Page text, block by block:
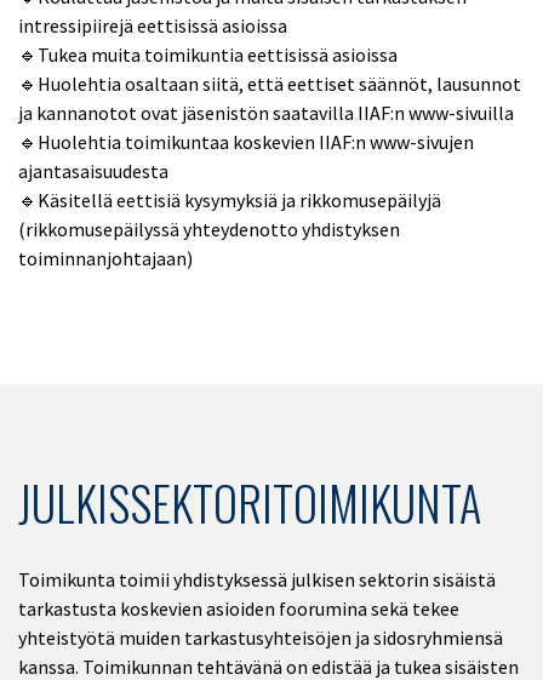
intressipiirejä eettisissä asioissa
🔹Tukea muita toimikuntia eettisissä asioissa
🔹Huolehtia osaltaan siitä, että eettiset säännöt, lausunnot
ja kannanotot ovat jäsenistön saatavilla IIAF:n www-sivuilla
🔹Huolehtia toimikuntaa koskevien IIAF:n www-sivujen
ajantasaisuudesta
🔹Käsitellä eettisiä kysymyksiä ja rikkomusepäilyjä
(rikkomusepäilyssä yhteydenotto yhdistyksen
toiminnanjohtajaan)
JULKISSEKTORITOIMIKUNTA
Toimikunta toimii yhdistyksessä julkisen sektorin sisäistä
tarkastusta koskevien asioiden foorumina sekä tekee
yhteistyötä muiden tarkastusyhteisöjen ja sidosryhmiensä
kanssa. Toimikunnan tehtävänä on edistää ja tukea sisäisten